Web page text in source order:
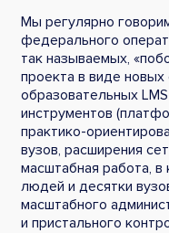
Мы регулярно
федерального
так называемых,
проекта в виде
образовательных
инструментов
практико-
вузов, расширения
масштабная работа,
людей и десятки
масштабного
и пристального